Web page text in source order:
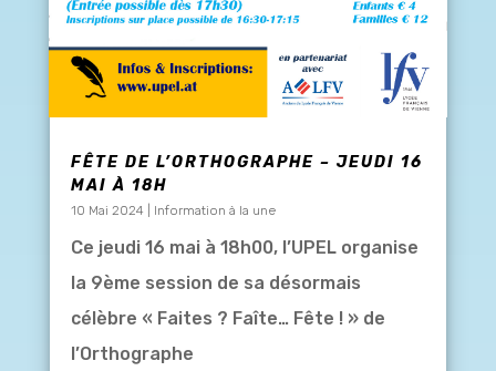
FÊTE DE L’ORTHOGRAPHE – JEUDI 16
MAI À 18H
10 Mai 2024 Information à la une
Ce jeudi 16 mai à 18h00, l’UPEL organise
la 9ème session de sa désormais
célèbre « Faites ? Faîte… Fête ! » de
l’Orthographe